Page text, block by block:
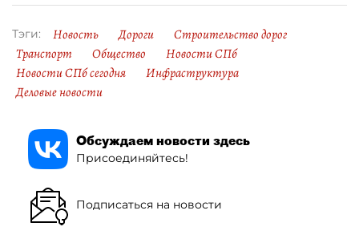
Тэги: Новость Дороги
Строительство дорог
Транспорт
Общество
Новости СПб
Новости СПб сегодня
Инфраструктура
Деловые новости
Обсуждаем новости здесь
Присоединяйтесь!
Подписаться на новости